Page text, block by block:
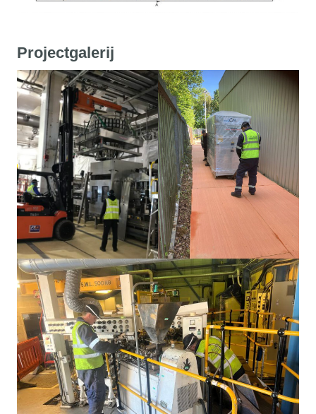
Projectgalerij